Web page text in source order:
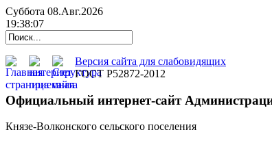
Суббота 08.Авг.2026
19:38:07
Версия сайта для слабовидящих
ГОСТ Р52872-2012
Официальный интернет-сайт
Князе-Волконского сельского поселения